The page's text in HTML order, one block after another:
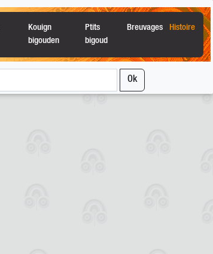
Kouign
bigouden
Ptits
bigoud
Breuvages Histoire
Ok